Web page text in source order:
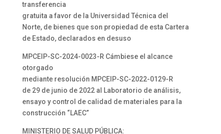
transferencia
gratuita a favor de la Universidad Técnica del
Norte, de bienes que son propiedad de esta Cartera
de Estado, declarados en desuso
MPCEIP-SC-2024-0023-R Cámbiese el alcance
otorgado
mediante resolución MPCEIP-SC-2022-0129-R
de 29 de junio de 2022 al Laboratorio de análisis,
ensayo y control de calidad de materiales para la
construcción “LAEC”
MINISTERIO DE SALUD PÚBLICA: